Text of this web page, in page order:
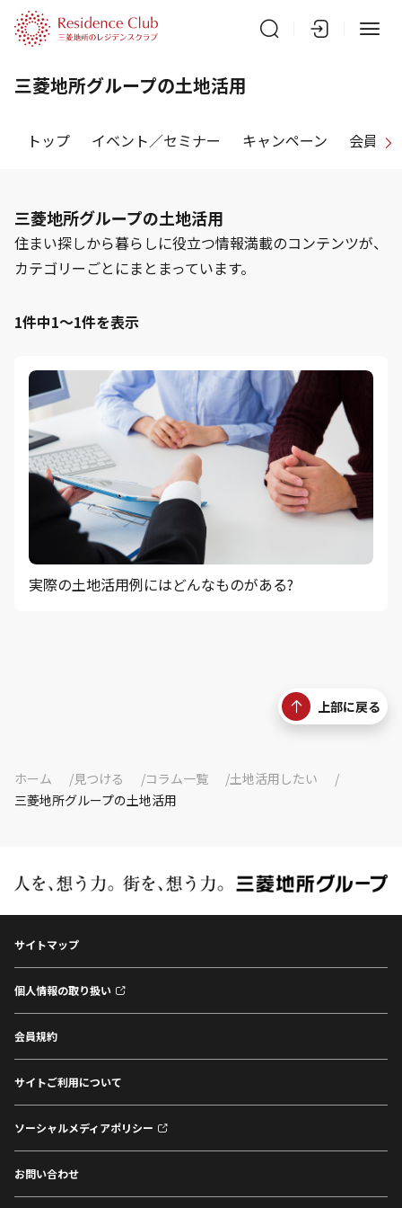
三菱地所グループの土地活用
トップ イベント／セミナー キャンペーン 会員特
三菱地所グループの土地活用
住まい探しから暮らしに役立つ情報満載のコンテンツが、
カテゴリーごとにまとまっています。
1件中1～1件を表示
実際の土地活用例にはどんなものがある?
上部に戻る
ホーム 見つける コラム一覧
土地活用したい
三菱地所グループの土地活用
サイトマップ
個人情報の取り扱い
会員規約
サイトご利用について
ソーシャルメディアポリシー
お問い合わせ